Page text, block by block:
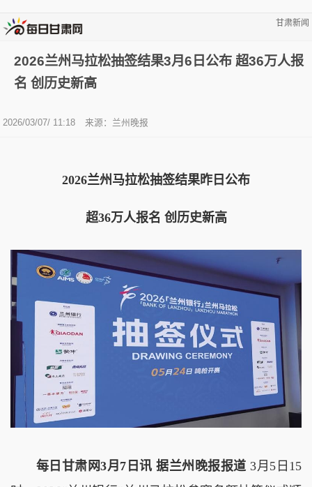
甘肃新闻
2026兰州马拉松抽签结果3月6日公布 超36万人报
名 创历史新高
2026/03/07/ 11:18 来源：兰州晚报
2026兰州马拉松抽签结果昨日公布
超36万人报名 创历史新高
每日甘肃网3月7日讯 据兰州晚报报道 3月5日15